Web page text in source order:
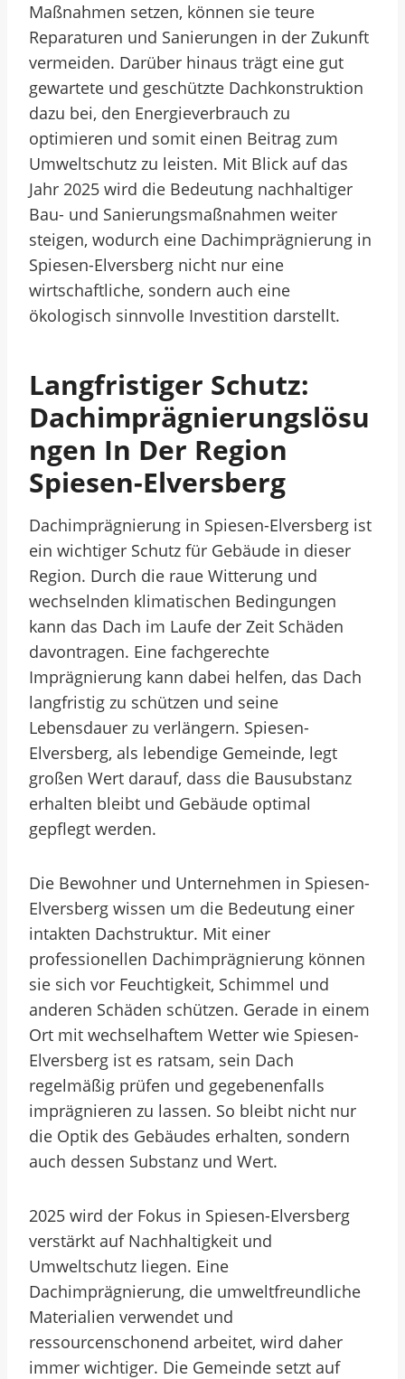
Maßnahmen setzen, können sie teure
Reparaturen und Sanierungen in der Zukunft
vermeiden. Darüber hinaus trägt eine gut
gewartete und geschützte Dachkonstruktion
dazu bei, den Energieverbrauch zu
optimieren und somit einen Beitrag zum
Umweltschutz zu leisten. Mit Blick auf das
Jahr 2025 wird die Bedeutung nachhaltiger
Bau- und Sanierungsmaßnahmen weiter
steigen, wodurch eine Dachimprägnierung in
Spiesen-Elversberg nicht nur eine
wirtschaftliche, sondern auch eine
ökologisch sinnvolle Investition darstellt.
Langfristiger Schutz:
Dachimprägnierungslösu
Ngen In Der Region
Spiesen-Elversberg
Dachimprägnierung in Spiesen-Elversberg ist
ein wichtiger Schutz für Gebäude in dieser
Region. Durch die raue Witterung und
wechselnden klimatischen Bedingungen
kann das Dach im Laufe der Zeit Schäden
davontragen. Eine fachgerechte
Imprägnierung kann dabei helfen, das Dach
langfristig zu schützen und seine
Lebensdauer zu verlängern. Spiesen-
Elversberg, als lebendige Gemeinde, legt
großen Wert darauf, dass die Bausubstanz
erhalten bleibt und Gebäude optimal
gepflegt werden.
Die Bewohner und Unternehmen in Spiesen-
Elversberg wissen um die Bedeutung einer
intakten Dachstruktur. Mit einer
professionellen Dachimprägnierung können
sie sich vor Feuchtigkeit, Schimmel und
anderen Schäden schützen. Gerade in einem
Ort mit wechselhaftem Wetter wie Spiesen-
Elversberg ist es ratsam, sein Dach
regelmäßig prüfen und gegebenenfalls
imprägnieren zu lassen. So bleibt nicht nur
die Optik des Gebäudes erhalten, sondern
auch dessen Substanz und Wert.
2025 wird der Fokus in Spiesen-Elversberg
verstärkt auf Nachhaltigkeit und
Umweltschutz liegen. Eine
Dachimprägnierung, die umweltfreundliche
Materialien verwendet und
ressourcenschonend arbeitet, wird daher
immer wichtiger. Die Gemeinde setzt auf